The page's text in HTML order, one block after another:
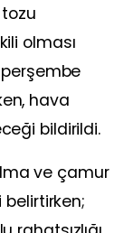
olması
perşembe
hava
bildirildi.
ve çamur
belirtirken;